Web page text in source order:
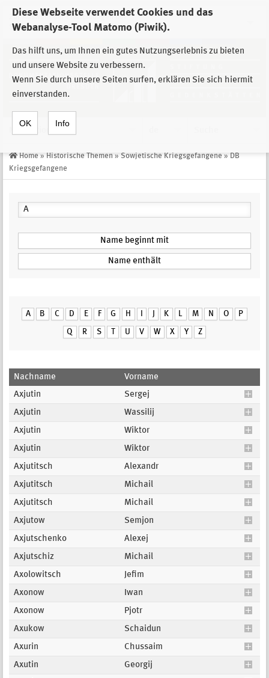
Diese Webseite verwendet Cookies und das
Webanalyse-Tool Matomo (Piwik).
Das hilft uns, um Ihnen ein gutes Nutzungserlebnis zu bieten
und unsere Website zu verbessern.
Wenn Sie durch unsere Seiten surfen, erklären Sie sich hiermit
einverstanden.
OK Info
Zur Auswahl der Einrichtungen der
Stiftung Sächsische Gedenkstätten
Home » Historische Themen » Sowjetische Kriegsgefangene » DB
Kriegsgefangene
A B C D E F G H K L M N O P
Q R S U V W X Y Z
Nachname
Vorname
Axjutin
Sergej
Axjutin
Wassilij
Axjutin
Wiktor
Axjutin
Wiktor
Axjutitsch
Alexandr
Axjutitsch
Michail
Axjutitsch
Michail
Axjutow
Semjon
Axjutschenko
Alexej
Axjutschiz
Michail
Axolowitsch
Jefim
Axonow
Iwan
Axonow
Pjotr
Axukow
Schaidun
Axurin
Chussaim
Axutin
Georgij